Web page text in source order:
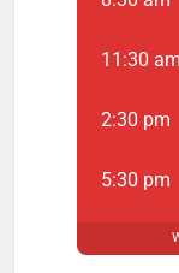
11:30 am
2:30 pm
5:30 pm